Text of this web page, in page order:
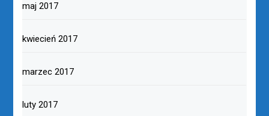
maj 2017
kwiecień 2017
marzec 2017
luty 2017